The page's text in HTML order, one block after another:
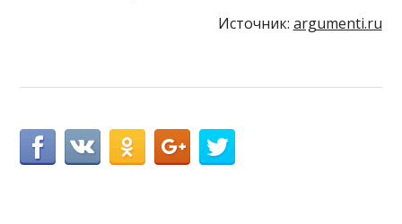
Источник: argumenti.ru